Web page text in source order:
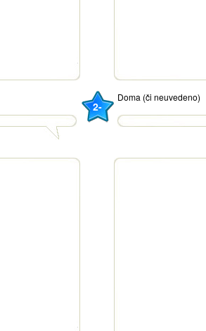
2-
Doma (či neuvedeno)